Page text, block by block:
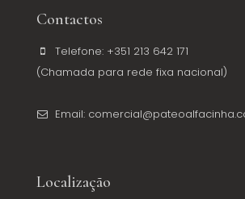
Contactos
Telefone: +351 213 642 171
(Chamada para rede fixa nacional)
Email:
Localização